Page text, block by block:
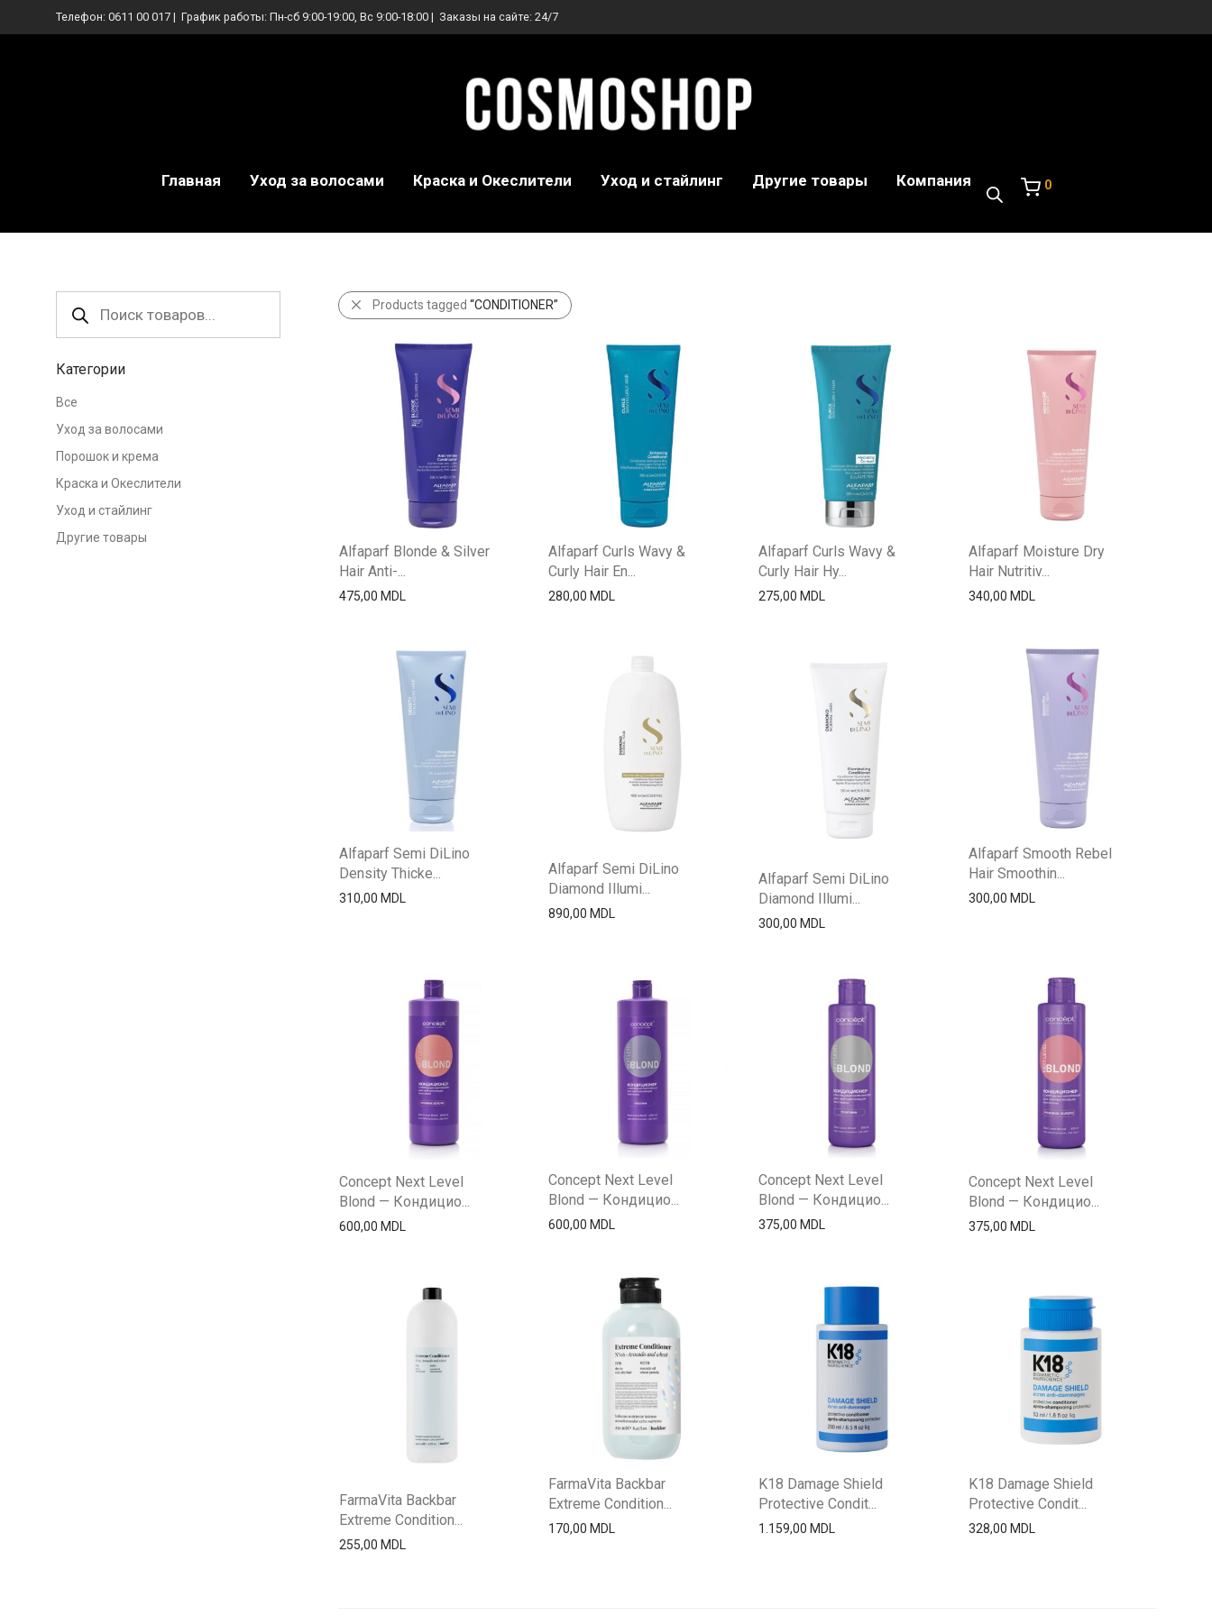
Телефон: 0611 00 017 | График работы: Пн-сб 9:00-19:00, Вс 9:00-18:00 | Заказы на сайте: 24/7
Главная Уход за волосами Краска и Океслители Уход и стайлинг Другие товары Компания 0
Поиск
товаров
Категории
Все
Уход за волосами
Порошок и крема
Краска и Океслители
Уход и стайлинг
Другие товары
Products tagged “CONDITIONER”
Alfaparf Blonde & Silver
Hair Anti-...
475,00 MDL
Alfaparf Curls Wavy &
Curly Hair En...
280,00 MDL
Alfaparf Curls Wavy &
Curly Hair Hy...
275,00 MDL
Alfaparf Moisture Dry
Hair Nutritiv...
340,00 MDL
Alfaparf Semi DiLino
Density Thicke...
310,00 MDL
Alfaparf Semi DiLino
Diamond Illumi...
890,00 MDL
Alfaparf Semi DiLino
Diamond Illumi...
300,00MDL
Alfaparf Smooth Rebel
Hair Smoothin...
300,00 MDL
Concept Next Level
Blond — Кондицио...
600,00 MDL
Concept Next Level
Blond — Кондицио...
600,00 MDL
Concept Next Level
Blond — Кондицио...
375,00 MDL
Concept Next Level
Blond — Кондицио...
375,00 MDL
FarmaVita Backbar
Extreme Condition...
255,00 MDL
FarmaVita Backbar
Extreme Condition...
170,00 MDL
K18 Damage Shield
Protective Condit...
1.159,00 MDL
K18 Damage Shield
Protective Condit...
328,00 MDL